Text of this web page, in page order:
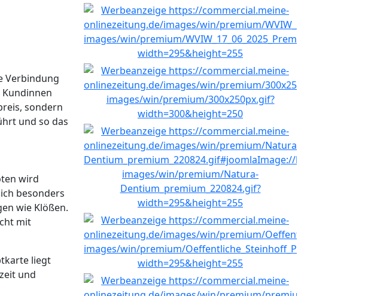
Verbindung
sondern
und so das
wird
besonders
wie Klößen.
mit
liegt
und